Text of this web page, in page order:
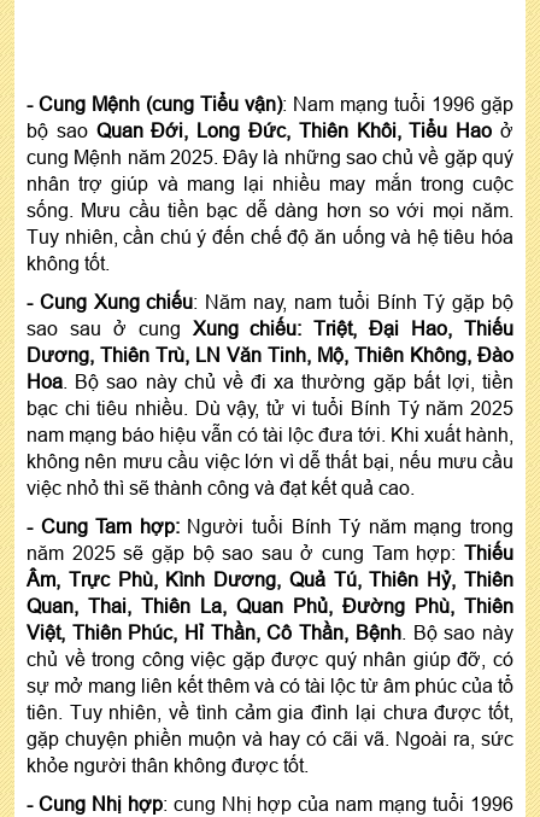
- Cung Mệnh (cung Tiểu vận): Nam mạng tuổi 1996 gặp
bộ saoQuan Đới, Long Đức, Thiên Khôi, Tiểu Hao ở
cung Mệnh năm 2025. Đây là những sao chủ về gặp quý
nhân trợ giúp và mang lại nhiều may mắn trong cuộc
sống. Mưu cầu tiền bạc dễ dàng hơn so với mọi năm.
Tuy nhiên, cần chú ý đến chế độ ăn uống và hệ tiêu hóa
không tốt.
- Cung Xung chiếu: Năm nay, nam tuổi Bính Tý gặp bộ
sao sau ở cung Xung chiếu: Triệt, Đại Hao, Thiếu
Dương, Thiên Trù, LN Văn Tinh, Mộ, Thiên Không, Đào
Hoa . Bộ sao này chủ về đi xa thường gặp bất lợi, tiền
bạc chi tiêu nhiều. Dù vậy, tử vi tuổi Bính Tý năm 2025
nam mạng báo hiệu vẫn có tài lộc đưa tới. Khi xuất hành,
không nên mưu cầu việc lớn vì dễ thất bại, nếu mưu cầu
việc nhỏ thì sẽ thành công và đạt kết quả cao.
- Cung Tam hợp:Người tuổi Bính Tý năm mạng trong
năm 2025 sẽ gặp bộ sao sau ở cung Tam hợp: Thiếu
Âm, Trực Phù, Kình Dương, Quả Tú, Thiên Hỷ, Thiên
Quan, Thai, Thiên La, Quan Phủ, Đường Phù, Thiên
Việt, Thiên Phúc, Hỉ Thần, Cô Thần, Bệnh. Bộ sao này
chủ về trong công việc gặp được quý nhân giúp đỡ, có
sự mở mang liên kết thêm và có tài lộc từ âm phúc của tổ
tiên. Tuy nhiên, về tình cảm gia đình lại chưa được tốt,
gặp chuyện phiền muộn và hay có cãi vã. Ngoài ra, sức
khỏe người thân không được tốt.
- Cung Nhị hợp: cung Nhị hợp của nam mạng tuổi 1996